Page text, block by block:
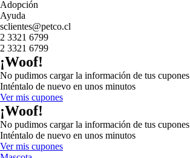
Adopción
Ayuda
sclientes@petco.cl
2 3321 6799
2 3321 6799
¡Woof!
No pudimos cargar la información de tus cupones
Inténtalo de nuevo en unos minutos
Ver mis cupones
¡Woof!
No pudimos cargar la información de tus cupones
Inténtalo de nuevo en unos minutos
Ver mis cupones